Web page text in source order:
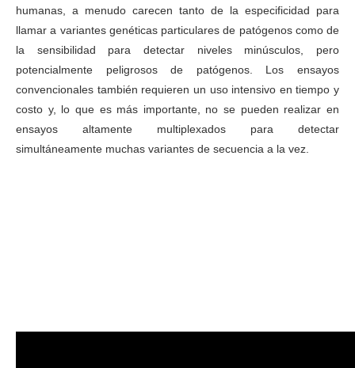
humanas, a menudo carecen tanto de la especificidad para
llamar a variantes genéticas particulares de patógenos como de
la sensibilidad para detectar niveles minúsculos, pero
potencialmente peligrosos de patógenos. Los ensayos
convencionales también requieren un uso intensivo en tiempo y
costo y, lo que es más importante, no se pueden realizar en
ensayos altamente multiplexados para detectar
simultáneamente muchas variantes de secuencia a la vez.